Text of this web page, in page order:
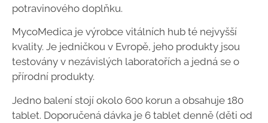
potravinového doplňku.
MycoMedica je výrobce vitálních hub té nejvyšší
kvality. Je jedničkou v Evropě, jeho produkty jsou
testovány v nezávislých laboratořích a jedná se o
přírodní produkty.
Jedno balení stojí okolo 600 korun a obsahuje 180
tablet. Doporučená dávka je 6 tablet denně (děti od